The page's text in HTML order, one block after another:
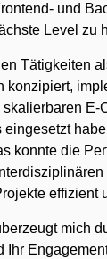
und
Level zu
Tätigkeiten
konzipiert,
E-
eingesetzt
konnte die
effizient
mich
Ihr